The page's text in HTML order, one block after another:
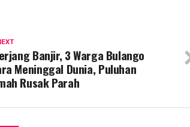
Banjir, 3 Warga Bulango
Meninggal Dunia, Puluhan
Rusak Parah